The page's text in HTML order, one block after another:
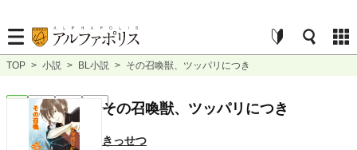
TOP > 小説 > BL小説 > その召喚獣、ツッパリにつき
完結 長編 その召喚獣、ツッパリにつき
きっせつ